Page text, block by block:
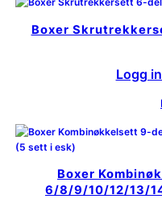
Boxer
Logg
Boxer
6/8/9/10/12/13/